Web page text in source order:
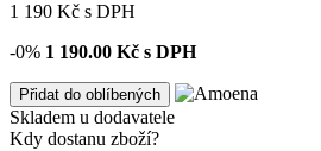
1 190 Kč s DPH
-0% 1 190.00 Kč s DPH
Přidat do oblíbených
Skladem u dodavatele
Kdy dostanu zboží?